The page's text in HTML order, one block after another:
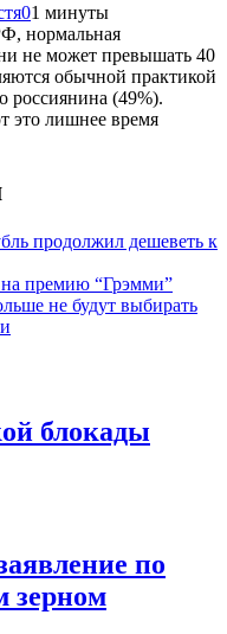
01 минуты
нормальная
не может превышать 40
обычной практикой
россиянина (49%).
это лишнее время
продолжил дешеветь к
премию “Грэмми”
не будут выбирать
блокады
по
зерном